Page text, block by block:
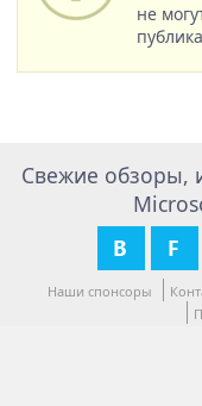
не
Свежие обзоры,
Наши спонсоры